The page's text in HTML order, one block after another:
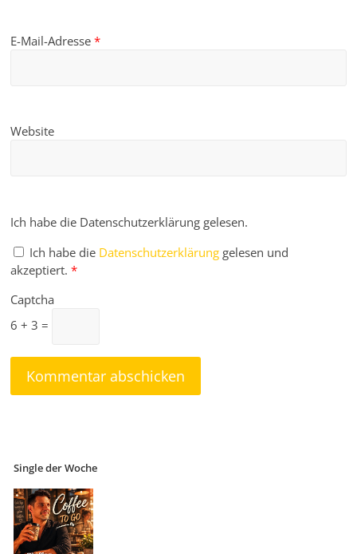
E-Mail-Adresse*
Website
Ich habe die Datenschutzerklärung gelesen.
Ich habe die Datenschutzerklärung gelesen und
akzeptiert. *
Captcha
6 + 3 =
Single der Woche